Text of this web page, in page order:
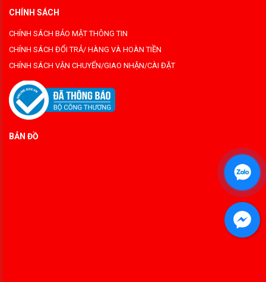
CHÍNH SÁCH
CHÍNH SÁCH BẢO MẬT THÔNG TIN
CHÍNH SÁCH ĐỔI TRẢ/ HÀNG VÀ HOÀN TIỀN
CHÍNH SÁCH VẬN CHUYỂN/GIAO NHẬN/CÀI ĐẶT
BẢN ĐỒ